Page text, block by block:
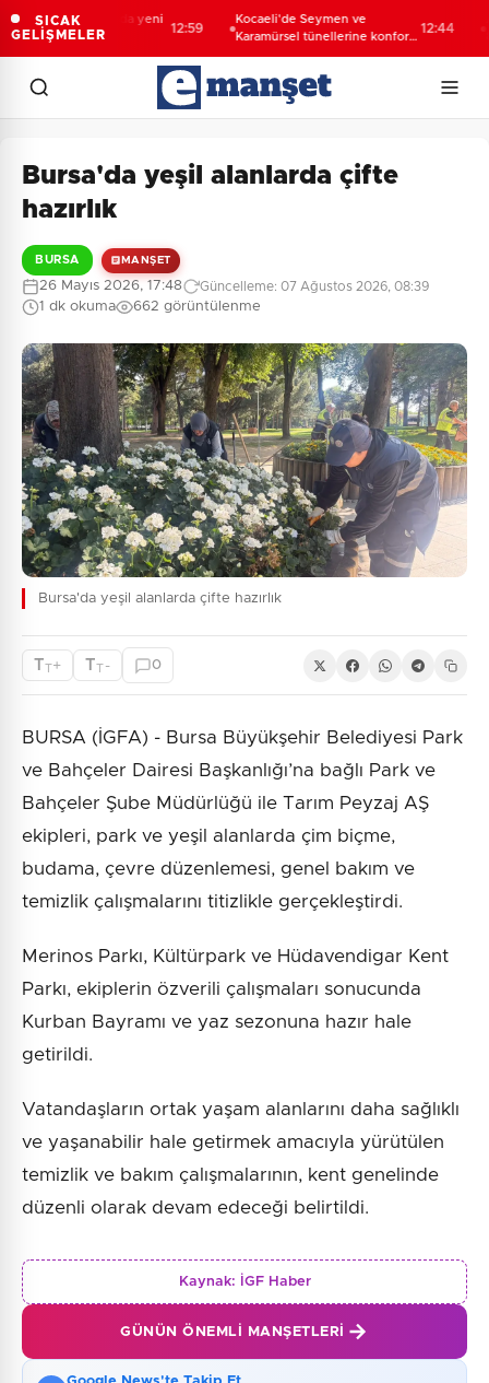
SICAK
GELİŞMELER
davasında yeni
için
12:59
Kocaeli'de Seymen ve
Karamürsel tünellerine konfor
12:44
8
Bursa'da yeşil alanlarda çifte
hazırlık
BURSA MANŞET
26 Mayıs 2026, 17:48 Güncelleme: 07 Ağustos 2026, 08:39
1 dk okuma 662 görüntülenme
Bursa'da yeşil alanlarda çifte hazırlık
TT+ TT - 0
BURSA (İGFA) - Bursa Büyükşehir Belediyesi Park
ve Bahçeler Dairesi Başkanlığı’na bağlı Park ve
Bahçeler Şube Müdürlüğü ile Tarım Peyzaj AŞ
ekipleri, park ve yeşil alanlarda çim biçme,
budama, çevre düzenlemesi, genel bakım ve
temizlik çalışmalarını titizlikle gerçekleştirdi.
Merinos Parkı, Kültürpark ve Hüdavendigar Kent
Parkı, ekiplerin özverili çalışmaları sonucunda
Kurban Bayramı ve yaz sezonuna hazır hale
getirildi.
Vatandaşların ortak yaşam alanlarını daha sağlıklı
ve yaşanabilir hale getirmek amacıyla yürütülen
temizlik ve bakım çalışmalarının, kent genelinde
düzenli olarak devam edeceği belirtildi.
Kaynak: İGF Haber
GÜNÜN ÖNEMLI MANŞETLERI